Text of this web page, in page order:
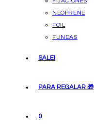
NEOPRENE
FOIL
FUNDAS
SALE!
PARA REGALAR 🎁
0